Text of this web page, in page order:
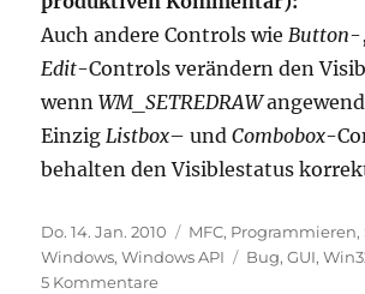
Auch andere Controls wieButton
Edit-Controls verändern den
wennWM_SETREDRAW
EinzigListbox– undCombobox-
behalten den Visiblestatus
Veröffentlicht
am
Do. 14. Jan. 2010 Kategorien
MFC, Programmieren,
Windows,Windows API Schlagwörter
Bug,GUI,
5 Kommentarezu